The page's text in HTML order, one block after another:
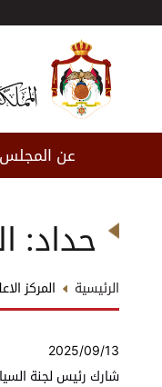
عن المجلس
حداد:
الرئيسية المركز
2025/09/13
شارك رئيس لجنة